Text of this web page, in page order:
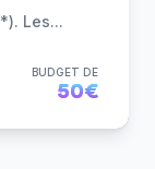
Les...
BUDGET DE
50€